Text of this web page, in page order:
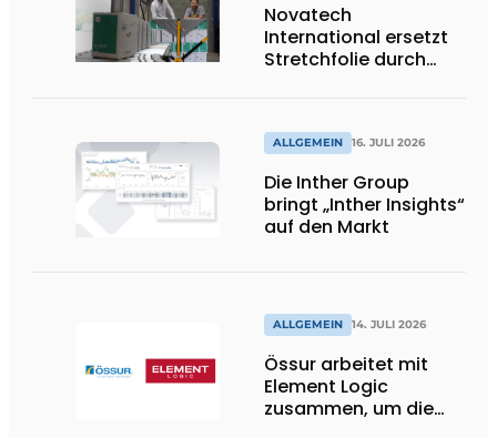
Novatech
International ersetzt
Stretchfolie durch
ALLGEMEIN 16. JULI 2026
Die Inther Group
bringt „Inther Insights“
auf den Markt
ALLGEMEIN 14. JULI 2026
Össur arbeitet mit
Element Logic
zusammen, um die